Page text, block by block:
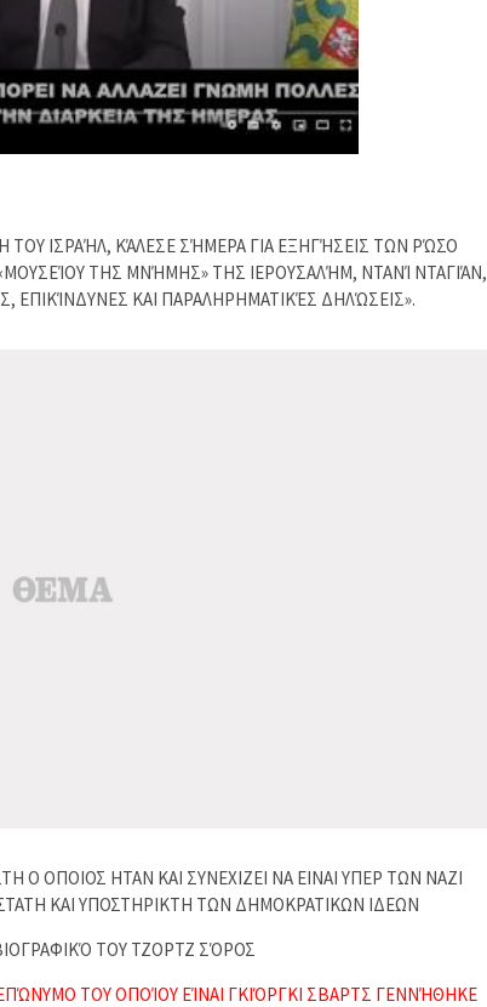
ΙΣΡΑΉΛ, ΚΆΛΕΣΕ ΣΉΜΕΡΑ ΓΙΑ ΕΞΗΓΉΣΕΙΣ ΤΩΝ ΡΏΣΟ
ΤΗΣ ΜΝΉΜΗΣ» ΤΗΣ ΙΕΡΟΥΣΑΛΉΜ, ΝΤΑΝΊ ΝΤΑΓΙΆΝ,
ΕΠΙΚΊΝΔΥΝΕΣ ΚΑΙ ΠΑΡΑΛΗΡΗΜΑΤΙΚΈΣ ΔΗΛΏΣΕΙΣ».
ΟΠΟΙΟΣ ΗΤΑΝ ΚΑΙ ΣΥΝΕΧΙΖΕΙ ΝΑ ΕΙΝΑΙ ΥΠΕΡ ΤΩΝ ΝΑΖΙ
ΚΑΙ ΥΠΟΣΤΗΡΙΚΤΗ ΤΩΝ ΔΗΜΟΚΡΑΤΙΚΩΝ ΙΔΕΩΝ
ΤΟΥ ΤΖΟΡΤΖ ΣΌΡΟΣ
ΤΟΥ ΟΠΟΊΟΥ ΕΊΝΑΙ ΓΚΙΌΡΓΚΙ ΣΒΑΡΤΣ ΓΕΝΝΉΘΗΚΕ